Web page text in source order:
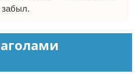
забыл.